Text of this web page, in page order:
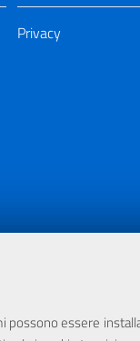
possono essere
Privacy
6.05 - Fondo